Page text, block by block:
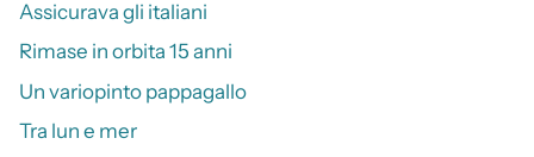
Assicurava gli italiani
Rimase in orbita 15 anni
Un variopinto pappagallo
Tra lun e mer